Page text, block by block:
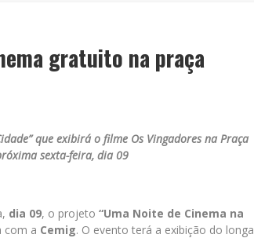
BELO HORIZONTEgratuito na praça
que exibirá o filme Os Vingadores na Praça
sexta-feira, dia 09
dia 09, o projeto “Uma Noite de Cinema na
com a Cemig. O evento terá a exibição do longa